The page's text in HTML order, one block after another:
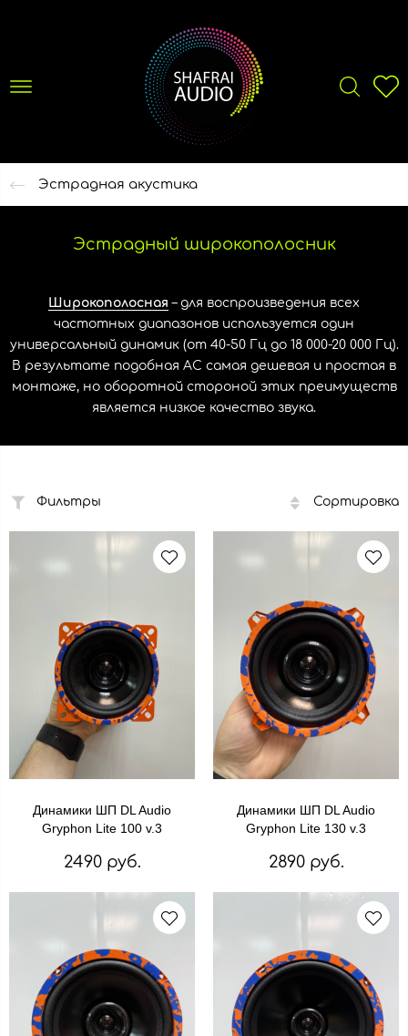
Эстрадная акустика
Эстрадный широкополосник
Широкополосная – для воспроизведения всех
частотных диапазонов используется один
универсальный динамик (от 40-50 Гц до 18 000-20 000 Гц).
В результате подобная АС самая дешевая и простая в
монтаже, но оборотной стороной этих преимуществ
является низкое качество звука.
Фильтры Сортировка
Динамики ШП DL Audio
Gryphon Lite 100 v.3
2490 руб.
Динамики ШП DL Audio
Gryphon Lite 130 v.3
2890 руб.